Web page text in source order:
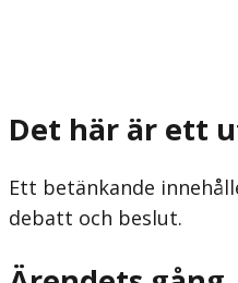
Det här är ett
Ett betänkande
debatt och beslut.